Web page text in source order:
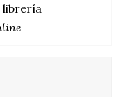
librería